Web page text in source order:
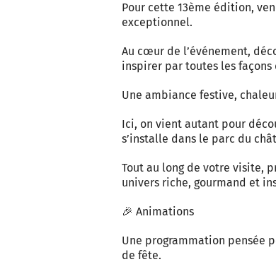
Pour cette 13ème édition,
exceptionnel.
Au cœur de l’événement,
inspirer par toutes les
Une ambiance festive,
Ici, on vient autant pour
s’installe dans le parc du
Tout au long de votre visite,
univers riche, gourmand et
🎉 Animations
Une programmation pensée
de fête.